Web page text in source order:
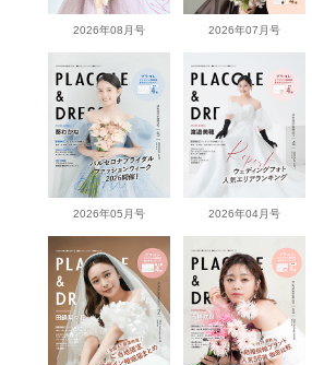
2026年08月号 2026年07月号
2026年05月号 2026年04月号